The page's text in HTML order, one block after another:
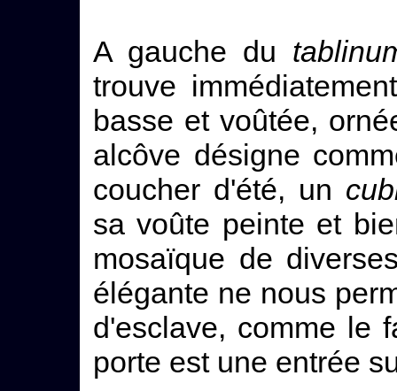
A gauche du
trouve
basse et voûtée,
alcôve désigne
coucher d'été, un
sa voûte peinte et
mosaïque de
élégante ne nous
d'esclave, comme le
porte est une entrée